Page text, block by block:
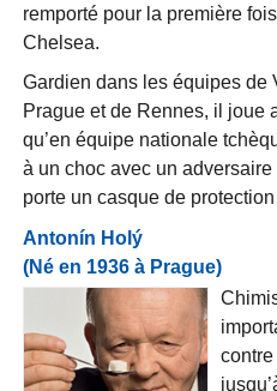
remporté pour la première
Chelsea.
Gardien dans les équipes de
Prague et de Rennes, il joue
qu’en équipe nationale
à un choc avec un
porte un casque de
Antonín Holý
(Né en 1936 à Prague)